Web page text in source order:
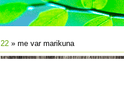
22 » me var marikuna